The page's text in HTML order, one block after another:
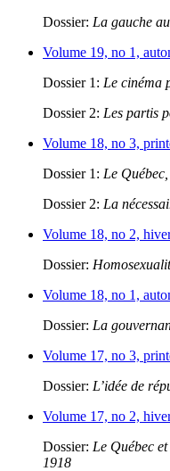
Dossier: La gauche
Volume 19, no 1,
Dossier 1: Le cinéma
Dossier 2: Les partis
Volume 18, no 3,
Dossier 1: Le
Dossier 2: La
Volume 18, no 2,
Dossier:
Volume 18, no 1,
Dossier: La
Volume 17, no 3,
Dossier: L’idée de
Volume 17, no 2,
Dossier: Le Québec
1918